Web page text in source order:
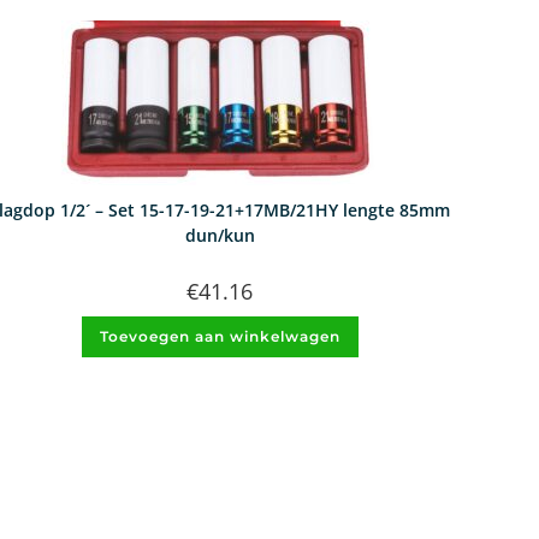
1/2´ – Set 15-17-19-21+17MB/21HY lengte 85mm
dun/kun
€41.16
Toevoegen aan winkelwagen